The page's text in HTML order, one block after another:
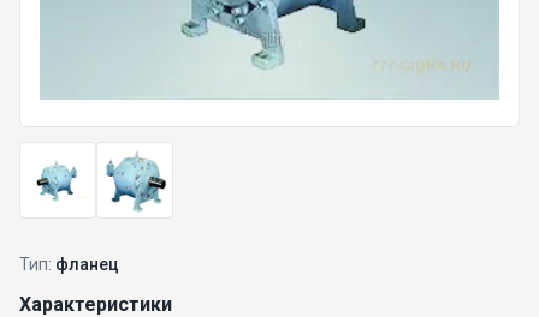
Тип: фланец
Характеристики